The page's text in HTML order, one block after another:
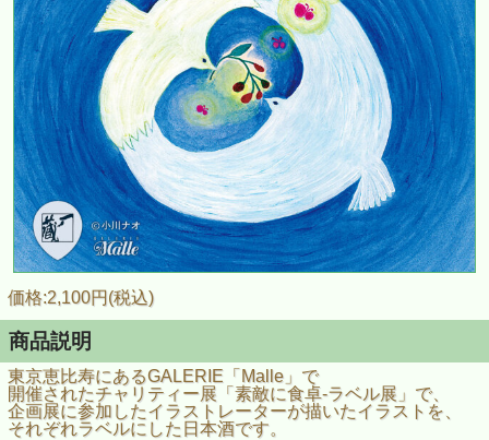
価格:2,100円(税込)
商品説明
東京恵比寿にあるGALERIE「Malle」で
開催されたチャリティー展「素敵に食卓‐ラベル展」で、
企画展に参加したイラストレーターが描いたイラストを、
それぞれラベルにした日本酒です。